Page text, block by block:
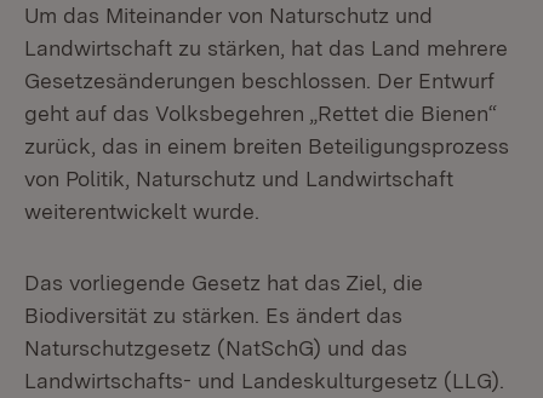
Um das Miteinander von Naturschutz und
Landwirtschaft zu stärken, hat das Land mehrere
Gesetzesänderungen beschlossen. Der Entwurf
geht auf das Volksbegehren „Rettet die Bienen“
zurück, das in einem breiten Beteiligungsprozess
von Politik, Naturschutz und Landwirtschaft
weiterentwickelt wurde.
Das vorliegende Gesetz hat das Ziel, die
Biodiversität zu stärken. Es ändert das
Naturschutzgesetz (NatSchG) und das
Landwirtschafts- und Landeskulturgesetz (LLG).